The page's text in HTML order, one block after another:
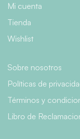
Mi cuenta
Tienda
Wishlist
Sobre nosotros
Políticas de
Términos y
Libro de